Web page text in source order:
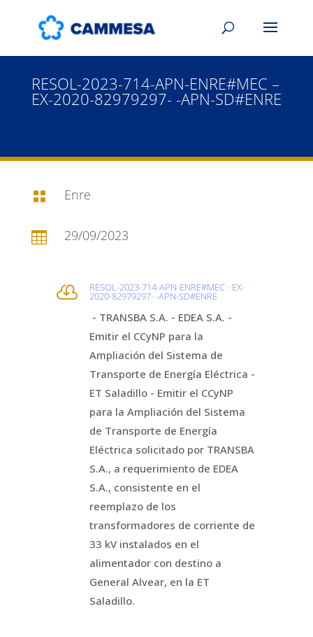
RESOL-2023-714-APN-ENRE#MEC –
EX-2020-82979297- -APN-SD#ENRE
 Enre
 29/09/2023
 RESOL-2023-714-APN-ENRE#MEC - EX-
2020-82979297- -APN-SD#ENRE
- TRANSBA S.A. - EDEA S.A. -
Emitir el CCyNP para la
Ampliación del Sistema de
Transporte de Energía Eléctrica -
ET Saladillo - Emitir el CCyNP
para la Ampliación del Sistema
de Transporte de Energía
Eléctrica solicitado por TRANSBA
S.A., a requerimiento de EDEA
S.A., consistente en el
reemplazo de los
transformadores de corriente de
33 kV instalados en el
alimentador con destino a
General Alvear, en la ET
Saladillo.